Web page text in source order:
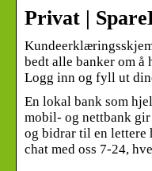
Privat |
bedt alle banker om å
Logg inn og fyll ut
En lokal bank som
mobil- og nettbank
og bidrar til en lettere
chat med oss 7-24,